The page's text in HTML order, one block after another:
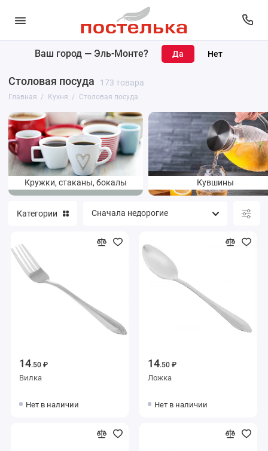
Ваш город — Эль-Монте?
Столовая посуда 173 товара
Главная Кухня Столовая посуда
Кружки, стаканы, бокалы Кувшины
Кухонные принадлежности
Чайники и кофейники
Столовая посуда
Посуда для приготовления
Категории
14.50 ₽
Вилка
Нет в наличии
14.50 ₽
Ложка
Нет в наличии